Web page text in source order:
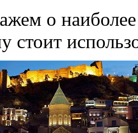
о
стоит